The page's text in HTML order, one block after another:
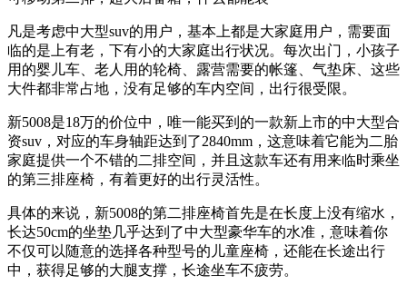
凡是考虑中大型suv的用户，基本上都是大家庭用户，需要面
临的是上有老，下有小的大家庭出行状况。每次出门，小孩子
用的婴儿车、老人用的轮椅、露营需要的帐篷、气垫床、这些
大件都非常占地，没有足够的车内空间，出行很受限。
新5008是18万的价位中，唯一能买到的一款新上市的中大型合
资suv，对应的车身轴距达到了2840mm，这意味着它能为二胎
家庭提供一个不错的二排空间，并且这款车还有用来临时乘坐
的第三排座椅，有着更好的出行灵活性。
具体的来说，新5008的第二排座椅首先是在长度上没有缩水，
长达50cm的坐垫几乎达到了中大型豪华车的水准，意味着你
不仅可以随意的选择各种型号的儿童座椅，还能在长途出行
中，获得足够的大腿支撑，长途坐车不疲劳。